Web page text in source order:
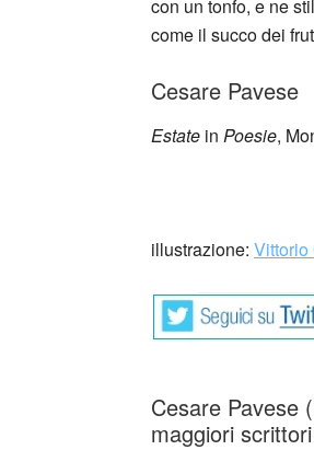
con un tonfo, e ne
come il succo dei
Cesare Pavese
Estate in Poesie,
illustrazione: Vittorio
Cesare Pavese
maggiori